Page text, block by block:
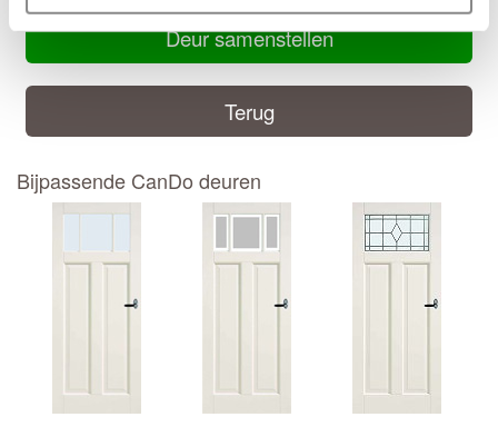
Deur samenstellen
Terug
Bijpassende CanDo deuren